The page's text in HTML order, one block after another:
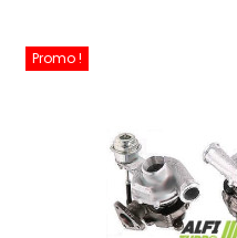
Promo !